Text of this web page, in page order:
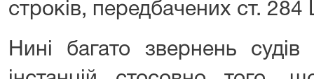
строків, передбачених ст.
Нині багато звернень судів